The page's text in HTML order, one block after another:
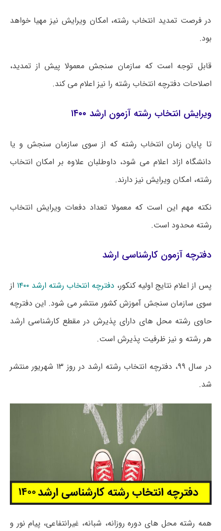
در فرصت تمدید انتخاب رشته، امکان ویرایش نیز مهیا خواهد
بود.
قابل توجه است که سازمان سنجش معمولا پیش از تمدید،
اصلاحات دفترچه انتخاب رشته را نیز اعلام می کند.
ویرایش انتخاب رشته آزمون ارشد ۱۴۰۰
تا پایان زمان انتخاب رشته که از سوی سازمان سنجش و یا
دانشگاه ازاد اعلام می شود، داوطلبان علاوه بر امکان انتخاب
رشته، امکان ویرایش نیز دارند.
نکته مهم این است که معمولا تعداد دفعات ویرایش انتخاب
رشته محدود است.
دفترچه آزمون کارشناسی ارشد
پس از اعلام نتایج اولیه کنکور، دفترچه انتخاب رشته ارشد ۱۴۰۰
از
سوی سازمان سنجش آموزش کشور منتشر می شود. این دفترچه
حاوی رشته محل های دارای پذیرش در مقطع کارشناسی ارشد
هر رشته و نیز ظرفیت پذیرش است.
در سال ۹۹، دفترچه انتخاب رشته ارشد در روز ۱۳ شهریور منتشر
شد.
همه رشته محل های دوره روزانه، شبانه، غیرانتفاعی، پیام نور و